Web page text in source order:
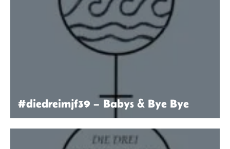
#diedreimjf39 – Babys & Bye Bye